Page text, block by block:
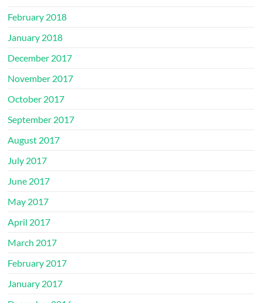
February 2018
January 2018
December 2017
November 2017
October 2017
September 2017
August 2017
July 2017
June 2017
May 2017
April 2017
March 2017
February 2017
January 2017